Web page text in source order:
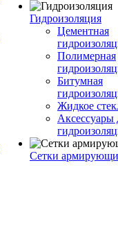
Гидроизоляция
Цементная
Полимерная
Битумная
Жидкое
Аксессуары
Сетки